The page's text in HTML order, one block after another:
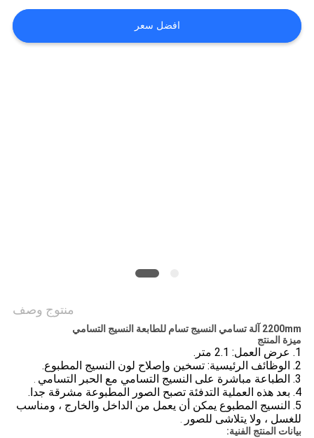
أخبار
افضل سعر
منتوج وصف
2200mm آلة تسامي النسيج تسام للطابعة النسيج التسامي
ميزة المنتج
1. عرض العمل: 2.1 متر.
2. الوظائف الرئيسية: تسخين وإصلاح لون النسيج المطبوع.
3. الطباعة مباشرة على النسيج التسامي مع الحبر التسامي
.
4. بعد هذه العملية التدفئة تصبح الصور المطبوعة مشرقة جدا.
5.
النسيج المطبوع يمكن أن يعمل من الداخل والخارج ، ومناسب
للغسل ، ولا يتلاشى للصور .
بيانات المنتج الفنية: